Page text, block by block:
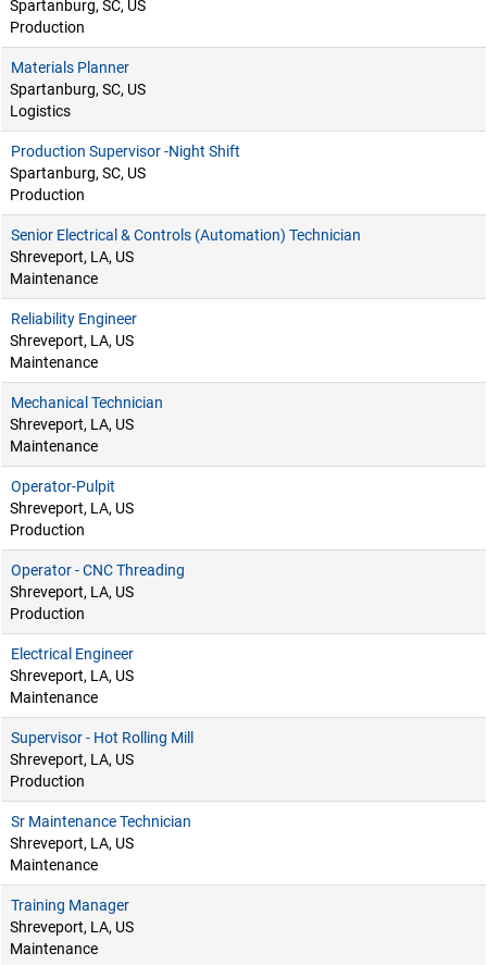
Spartanburg, SC, US
Production
Materials Planner
Spartanburg, SC, US
Logistics
Production Supervisor -Night Shift
Spartanburg, SC, US
Production
Senior Electrical & Controls (Automation) Technician
Shreveport, LA, US
Maintenance
Reliability Engineer
Shreveport, LA, US
Maintenance
Mechanical Technician
Shreveport, LA, US
Maintenance
Operator-Pulpit
Shreveport, LA, US
Production
Operator - CNC Threading
Shreveport, LA, US
Production
Electrical Engineer
Shreveport, LA, US
Maintenance
Supervisor - Hot Rolling Mill
Shreveport, LA, US
Production
Sr Maintenance Technician
Shreveport, LA, US
Maintenance
Training Manager
Shreveport, LA, US
Maintenance